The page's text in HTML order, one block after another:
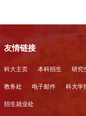
友情链接
科大主页 本科招生 研究
教务处 电子邮件 科大学
招生就业处